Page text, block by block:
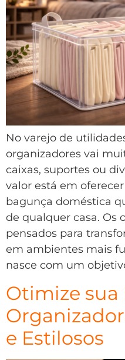
No varejo de
organizadores vai
caixas, suportes ou
valor está em
bagunça doméstica
de qualquer casa. Os
pensados para
em ambientes mais
nasce com um
Otimize sua
e Estilosos